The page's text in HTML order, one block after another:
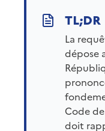
La
dépose
Code
doit